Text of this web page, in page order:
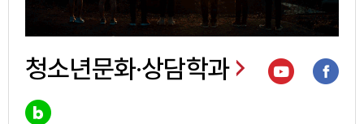
청소년문화·상담학과